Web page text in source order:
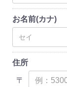
お名前(カナ)
住所
〒